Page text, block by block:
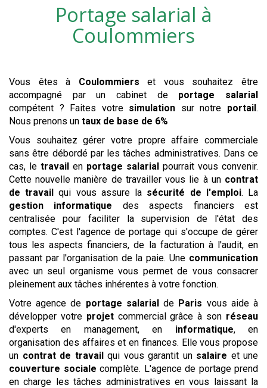
Portage salarial à
Coulommiers
Vous êtes à Coulommiers et vous souhaitez être
accompagné par un cabinet de portage salarial
compétent ? Faites votre simulation sur notre portail.
Nous prenons un taux de base de 6%
Vous souhaitez gérer votre propre affaire commerciale
sans être débordé par les tâches administratives. Dans ce
cas, le travail en portage salarial pourrait vous convenir.
Cette nouvelle manière de travailler vous lie à un contrat
de travail qui vous assure la sécurité de l'emploi. La
gestion
informatique des aspects financiers est
centralisée pour faciliter la supervision de l'état des
comptes. C'est l'agence de portage qui s'occupe de gérer
tous les aspects financiers, de la facturation à l'audit, en
passant par l'organisation de la paie. Une communication
avec un seul organisme vous permet de vous consacrer
pleinement aux tâches inhérentes à votre fonction.
Votre agence de portage salarialde Paris vous aide à
développer votre projet commercial grâce à son réseau
d'experts en management, en informatique, en
organisation des affaires et en finances. Elle vous propose
un contrat de travailqui vous garantit un salaire et une
couverture sociale complète. L'agence de portage prend
en charge les tâches administratives en vous laissant la